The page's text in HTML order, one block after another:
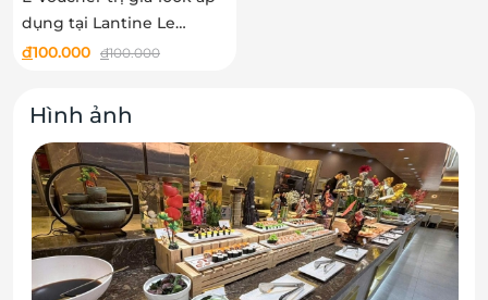
dụng tại Lantine Le
Buffet dAnnam
đ100.000 đ100.000
Hình ảnh